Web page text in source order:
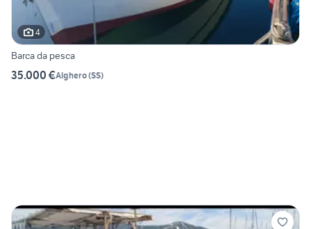
4
Barca da pesca
35.000 €Alghero(SS)